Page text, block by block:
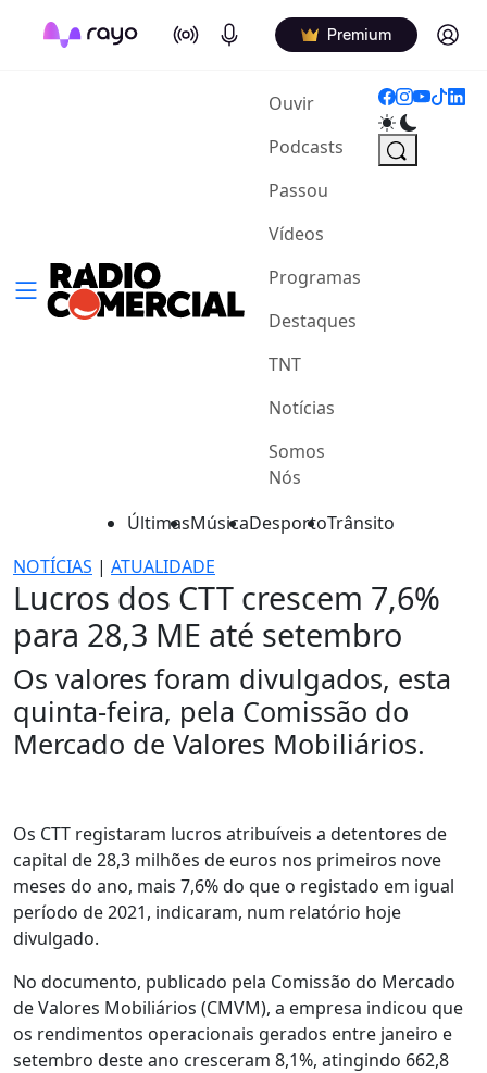
On Air Podcasts Premium Log in
Ouvir(current)
Podcasts
Passou
Vídeos
Programas
Destaques
TNT
Notícias
Somos
Nós
ÚltimasMúsicaDesportoTrânsito
NOTÍCIAS | ATUALIDADE
Lucros dos CTT crescem 7,6%
para 28,3 ME até setembro
Os valores foram divulgados, esta
quinta-feira, pela Comissão do
Mercado de Valores Mobiliários.
Os CTT registaram lucros atribuíveis a detentores de
capital de 28,3 milhões de euros nos primeiros nove
meses do ano, mais 7,6% do que o registado em igual
período de 2021, indicaram, num relatório hoje
divulgado.
No documento, publicado pela Comissão do Mercado
de Valores Mobiliários (CMVM), a empresa indicou que
os rendimentos operacionais gerados entre janeiro e
setembro deste ano cresceram 8,1%, atingindo 662,8